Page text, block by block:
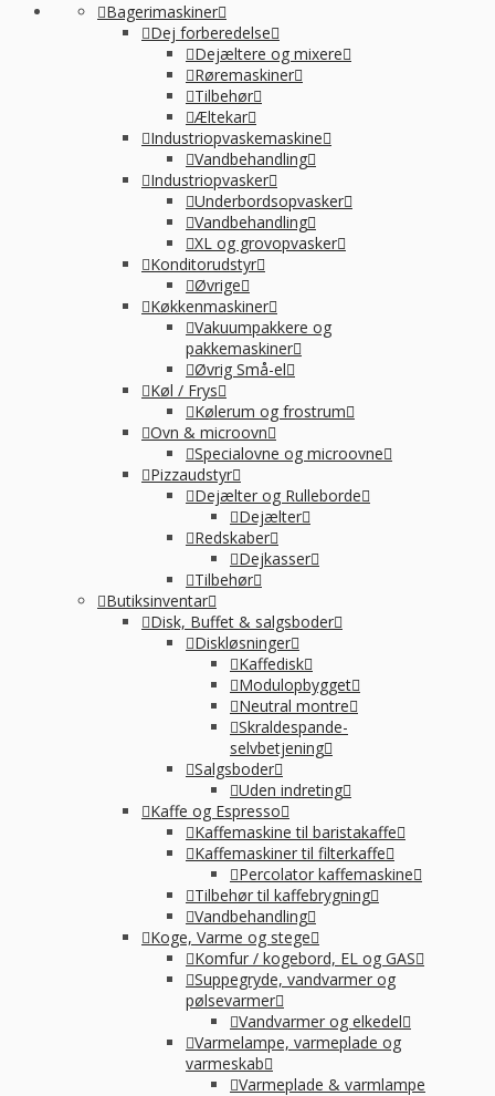
Bagerimaskiner
Dej forberedelse
Dejæltere og mixere
Røremaskiner
Tilbehør
Æltekar
Industriopvaskemaskine
Vandbehandling
Industriopvasker
Underbordsopvasker
Vandbehandling
XL og grovopvasker
Konditorudstyr
Øvrige
Køkkenmaskiner
Vakuumpakkere og
pakkemaskiner
Øvrig Små-el
Køl / Frys
Kølerum og frostrum
Ovn & microovn
Specialovne og microovne
Pizzaudstyr
Dejælter og Rulleborde
Dejælter
Redskaber
Dejkasser
Tilbehør
Butiksinventar
Disk, Buffet & salgsboder
Diskløsninger
Kaffedisk
Modulopbygget
Neutral montre
Skraldespande-
selvbetjening
Salgsboder
Uden indreting
Kaffe og Espresso
Kaffemaskine til baristakaffe
Kaffemaskiner til filterkaffe
Percolator kaffemaskine
Tilbehør til kaffebrygning
Vandbehandling
Koge, Varme og stege
Komfur / kogebord, EL og GAS
Suppegryde, vandvarmer og
pølsevarmer
Vandvarmer og elkedel
Varmelampe, varmeplade og
varmeskab
Varmeplade & varmlampe